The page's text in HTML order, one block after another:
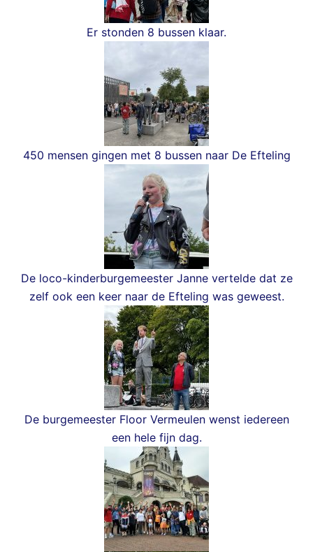
Er stonden 8 bussen klaar.
450 mensen gingen met 8 bussen naar De Efteling
De loco-kinderburgemeester Janne vertelde dat ze
zelf ook een keer naar de Efteling was geweest.
De burgemeester Floor Vermeulen wenst iedereen
een hele fijn dag.